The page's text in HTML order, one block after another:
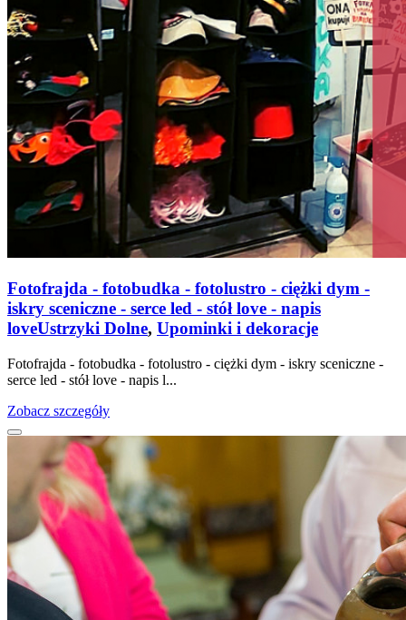
Fotofrajda - fotobudka - fotolustro - ciężki dym -
iskry sceniczne - serce led - stół love - napis
loveUstrzyki Dolne, Upominki i dekoracje
Fotofrajda - fotobudka - fotolustro - ciężki dym - iskry sceniczne -
serce led - stół love - napis l...
Zobacz szczegóły